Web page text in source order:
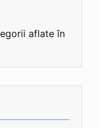
aflate în